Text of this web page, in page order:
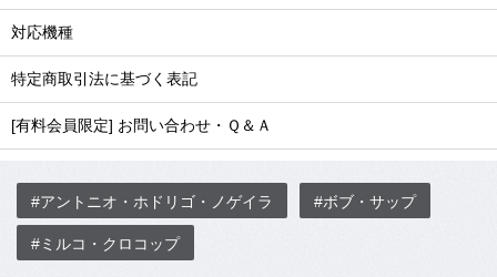
対応機種
特定商取引法に基づく表記
[有料会員限定] お問い合わせ・Ｑ＆Ａ
#アントニオ・ホドリゴ・ノゲイラ #ボブ・サップ
#ミルコ・クロコップ